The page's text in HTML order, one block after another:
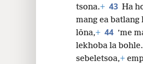
tsona.+ 43 Ha
mang ea batlang
lōna,+ 44 ’me
lekhoba la bohle.
sebeletsoa,+